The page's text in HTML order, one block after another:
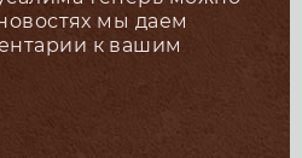
мы даем
к вашим